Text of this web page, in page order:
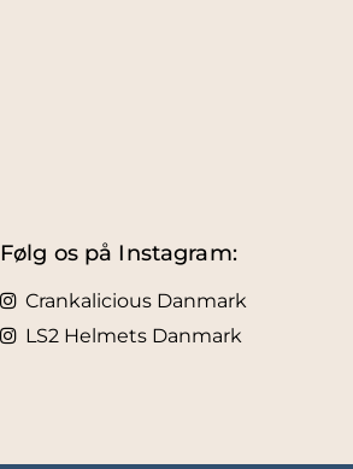
Følg os på Instagram:
Crankalicious Danmark
LS2 Helmets Danmark